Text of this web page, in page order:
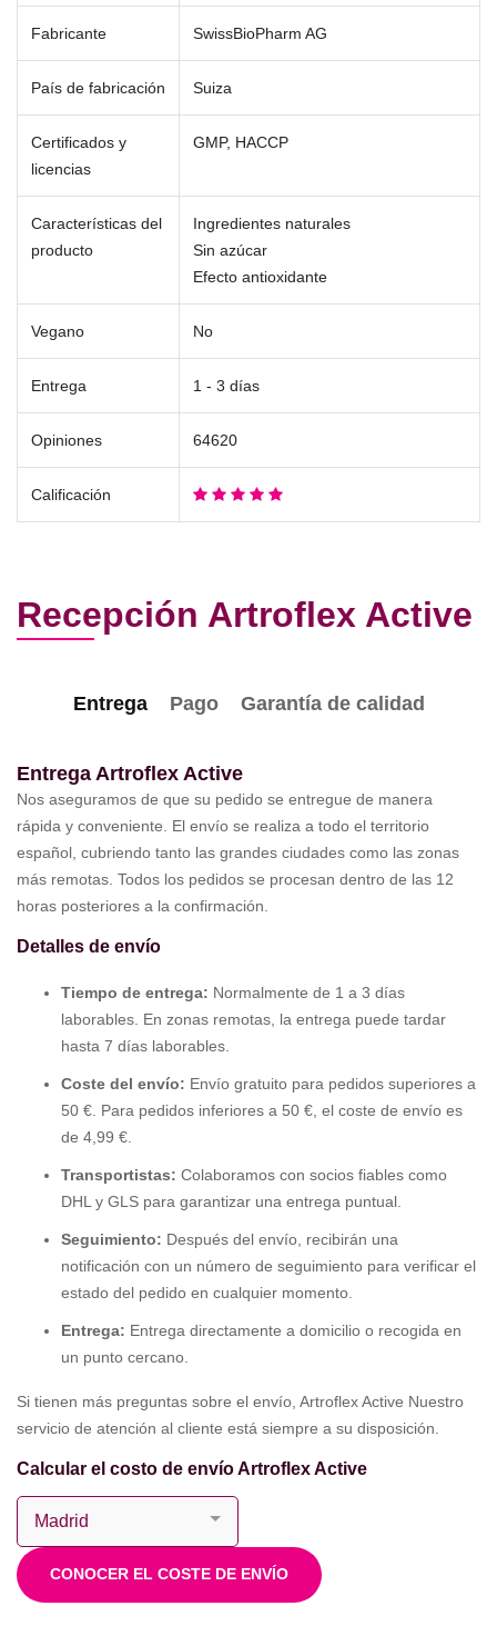
Fabricante SwissBioPharm AG
País de fabricación Suiza
Certificados y
licencias
GMP, HACCP
Características del
producto
Ingredientes naturales
Sin azúcar
Efecto antioxidante
Vegano No
Entrega 1 - 3 días
Opiniones 64620
Calificación
Recepción Artroflex Active
Entrega Pago Garantía de calidad
Entrega Artroflex Active
Nos aseguramos de que su pedido se entregue de manera
rápida y conveniente. El envío se realiza a todo el territorio
español, cubriendo tanto las grandes ciudades como las zonas
más remotas. Todos los pedidos se procesan dentro de las 12
horas posteriores a la confirmación.
Detalles de envío
Tiempo de entrega: Normalmente de 1 a 3 días
laborables. En zonas remotas, la entrega puede tardar
hasta 7 días laborables.
Coste del envío: Envío gratuito para pedidos superiores a
50 €. Para pedidos inferiores a 50 €, el coste de envío es
de 4,99 €.
Transportistas: Colaboramos con socios fiables como
DHL y GLS para garantizar una entrega puntual.
Seguimiento: Después del envío, recibirán una
notificación con un número de seguimiento para verificar el
estado del pedido en cualquier momento.
Entrega: Entrega directamente a domicilio o recogida en
un punto cercano.
Si tienen más preguntas sobre el envío, Artroflex Active Nuestro
servicio de atención al cliente está siempre a su disposición.
Calcular el costo de envío Artroflex Active
CONOCER EL COSTE DE ENVÍO